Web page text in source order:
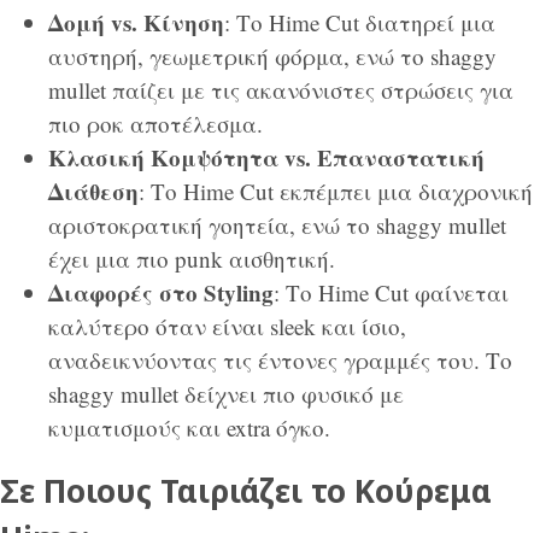
Δομή vs. Κίνηση: Το Hime Cut διατηρεί μια
αυστηρή, γεωμετρική φόρμα, ενώ το shaggy
mullet παίζει με τις ακανόνιστες στρώσεις για
πιο ροκ αποτέλεσμα.
Κλασική Κομψότητα vs. Επαναστατική
Διάθεση: Το Hime Cut εκπέμπει μια διαχρονική
αριστοκρατική γοητεία, ενώ το shaggy mullet
έχει μια πιο punk αισθητική.
Διαφορές στο Styling: Το Hime Cut φαίνεται
καλύτερο όταν είναι sleek και ίσιο,
αναδεικνύοντας τις έντονες γραμμές του. Το
shaggy mullet δείχνει πιο φυσικό με
κυματισμούς και extra όγκο.
Σε Ποιους Ταιριάζει το Κούρεμα